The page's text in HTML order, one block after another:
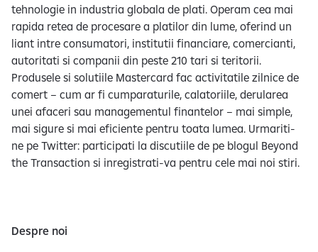
tehnologie in industria globala de plati. Operam cea mai
rapida retea de procesare a platilor din lume, oferind un
liant intre consumatori, institutii financiare, comercianti,
autoritati si companii din peste 210 tari si teritorii.
Produsele si solutiile Mastercard fac activitatile zilnice de
comert – cum ar fi cumparaturile, calatoriile, derularea
unei afaceri sau managementul finantelor – mai simple,
mai sigure si mai eficiente pentru toata lumea. Urmariti-
ne pe Twitter: participati la discutiile de pe blogul Beyond
the Transaction si inregistrati-va pentru cele mai noi stiri.
Despre noi